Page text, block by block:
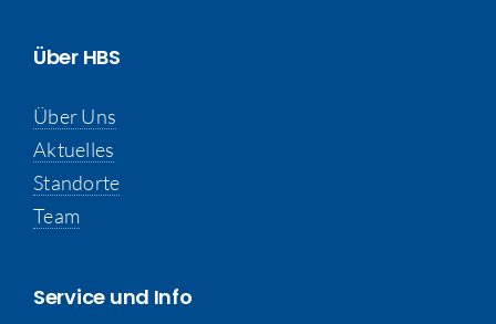
Über HBS
Über Uns
Aktuelles
Standorte
Team
Service und Info